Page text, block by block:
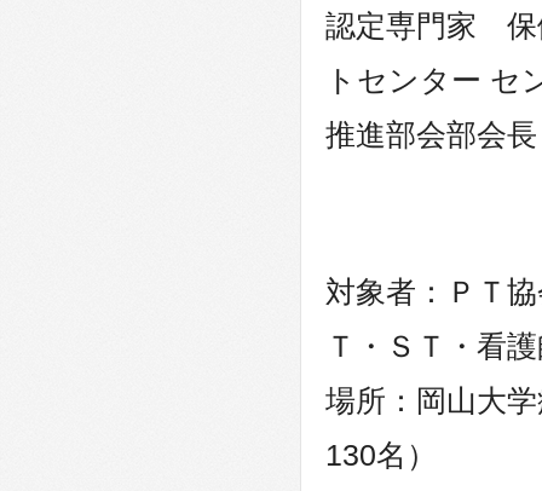
認定専門家 保
トセンター
推進部会部会長
対象者：ＰＴ
Ｔ・ＳＴ・看
場所：岡山大
130名）